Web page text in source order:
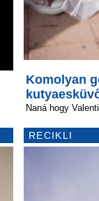
Komolyan
Naná hogy
RECIKLI